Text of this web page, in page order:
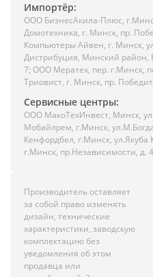
Импортёр:
ООО БизнесАкила-Плюc,
Домотехника, г. Минск, пр.
Компьютеры Айвен, г. Минск,
Дистрибуция, Минский район,
7; ООО Мератех, пер. г.Минск,
Триовист, г. Минск, пр.
Сервисные центры:
ООО МакоТехИнвест, Минск,
Мобайлрем, г.Минск,
Кенфордбел, г.Минск,
г.Минск, пр.Независимости, д.
Производитель оставляет
за собой право изменять
дизайн, технические
характеристики, заводскую
комплектацию без
уведомления об этом
продавца или